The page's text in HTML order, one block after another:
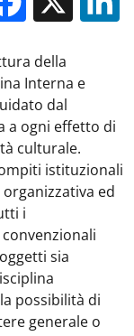
della
Interna e
dal
a ogni effetto di
culturale.
istituzionali
ed
i
sia
possibilità di
generale o